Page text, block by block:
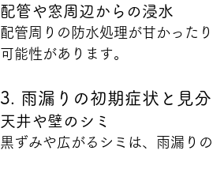
配管や窓周辺からの浸水
配管周りの防水処理が甘かった
可能性があります。
3. 雨漏りの初期症状と見
天井や壁のシミ
黒ずみや広がるシミは、雨漏り